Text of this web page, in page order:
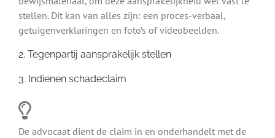
stellen. Dit kan van alles zijn: een proces-verbaal,
getuigenverklaringen en foto’s of videobeelden.
2. Tegenpartij aansprakelijk stellen
3. Indienen schadeclaim
De advocaat dient de claim in en onderhandelt met de